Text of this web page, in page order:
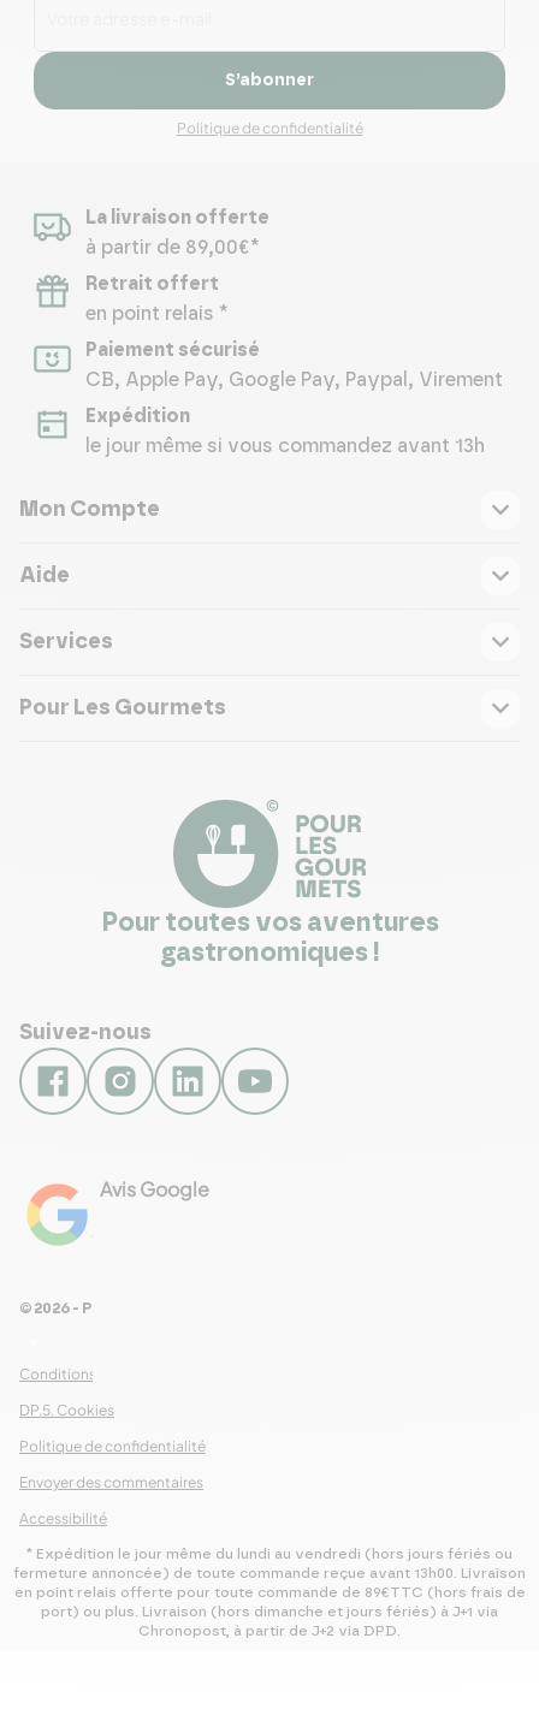
S’abonner
Politique de confidentialité
La livraison offerte
à partir de 89,00€*
Retrait offert
en point relais *
Paiement sécurisé
CB, Apple Pay, Google Pay, Paypal, Virement
Expédition
le jour même si vous commandez avant 13h
Mon Compte
Aide
Services
Pour Les Gourmets
Pour toutes vos aventures
gastronomiques !
Suivez-nous
Avis Google
Conditions Générales de Ventes
DP.5. Cookies
Politique de confidentialité
Envoyer des commentaires
Accessibilité
© 2026 - Pour Les Gourmets
* Expédition le jour même du lundi au vendredi (hors jours fériés ou
fermeture annoncée) de toute commande reçue avant 13h00. Livraison
en point relais offerte pour toute commande de 89€TTC (hors frais de
port) ou plus. Livraison (hors dimanche et jours fériés) à J+1 via
Chronopost, à partir de J+2 via DPD.